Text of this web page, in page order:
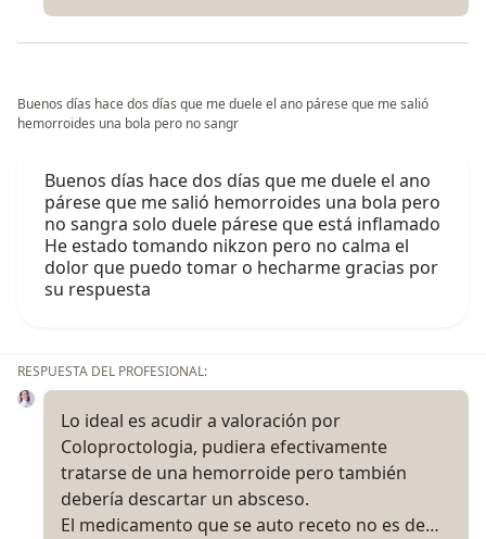
Buenos días hace dos días que me duele el ano párese que me salió
hemorroides una bola pero no sangr
Buenos días hace dos días que me duele el ano
párese que me salió hemorroides una bola pero
no sangra solo duele párese que está inflamado
He estado tomando nikzon pero no calma el
dolor que puedo tomar o hecharme gracias por
su respuesta
RESPUESTA DEL PROFESIONAL:
Lo ideal es acudir a valoración por
Coloproctologia, pudiera efectivamente
tratarse de una hemorroide pero también
debería descartar un absceso.
El medicamento que se auto receto no es de…